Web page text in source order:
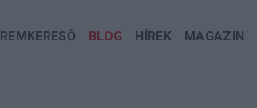
BLOG HÍREK MAGAZIN